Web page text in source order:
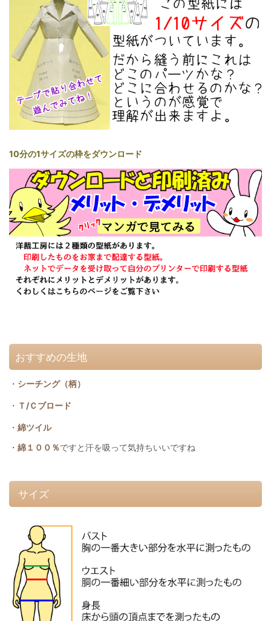
10分の1サイズの枠をダウンロード
おすすめの生地
・ シーチング（柄）
・ Ｔ/Ｃブロード
・ 綿ツイル
・ 綿１００％ですと汗を吸って気持ちいいですね
サイズ